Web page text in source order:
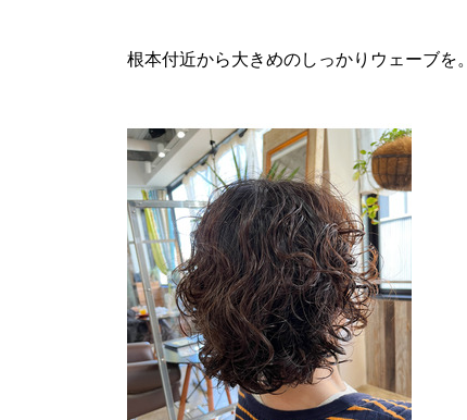
根本付近から大きめのしっかりウェーブを。